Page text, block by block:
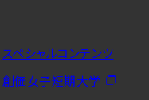
スペシャルコンテンツ
創価女子短期大学